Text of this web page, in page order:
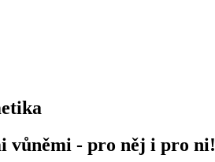
vůněmi - pro něj i pro ni!